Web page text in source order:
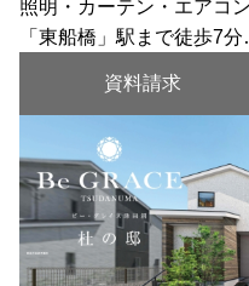
照明・カーテン・エアコ
「東船橋」駅まで徒歩7
資料請求